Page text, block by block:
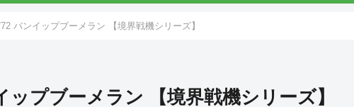
バンイップブーメラン 【境界戦機シリーズ】
プブーメラン 【境界戦機シリーズ】